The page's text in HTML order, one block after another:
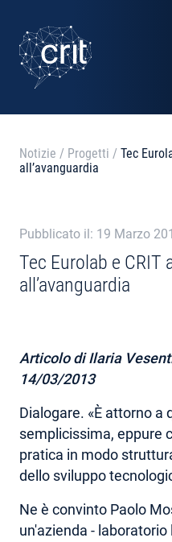
SERVIZI
CASI STUDIO
NOTIZIE
CHI SIAMO
AREA RISERVATA
Notizie / Progetti / Tec
all’avanguardia
Pubblicato il: 19 Marzo
Tec Eurolab e CRIT
all’avanguardia
Articolo di Ilaria
14/03/2013
Dialogare. «È attorno a
semplicissima, eppure
pratica in modo
dello sviluppo
Ne è convinto Paolo
un'azienda -